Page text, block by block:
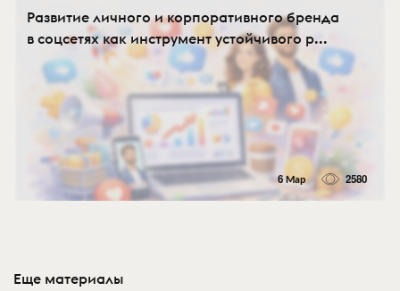
Развитие личного и корпоративного бренда
в соцсетях как инструмент устойчивого р...
6 Мар 2580
Еще материалы